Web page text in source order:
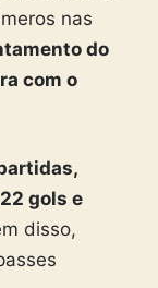
nas
do
com o
gols e
disso,